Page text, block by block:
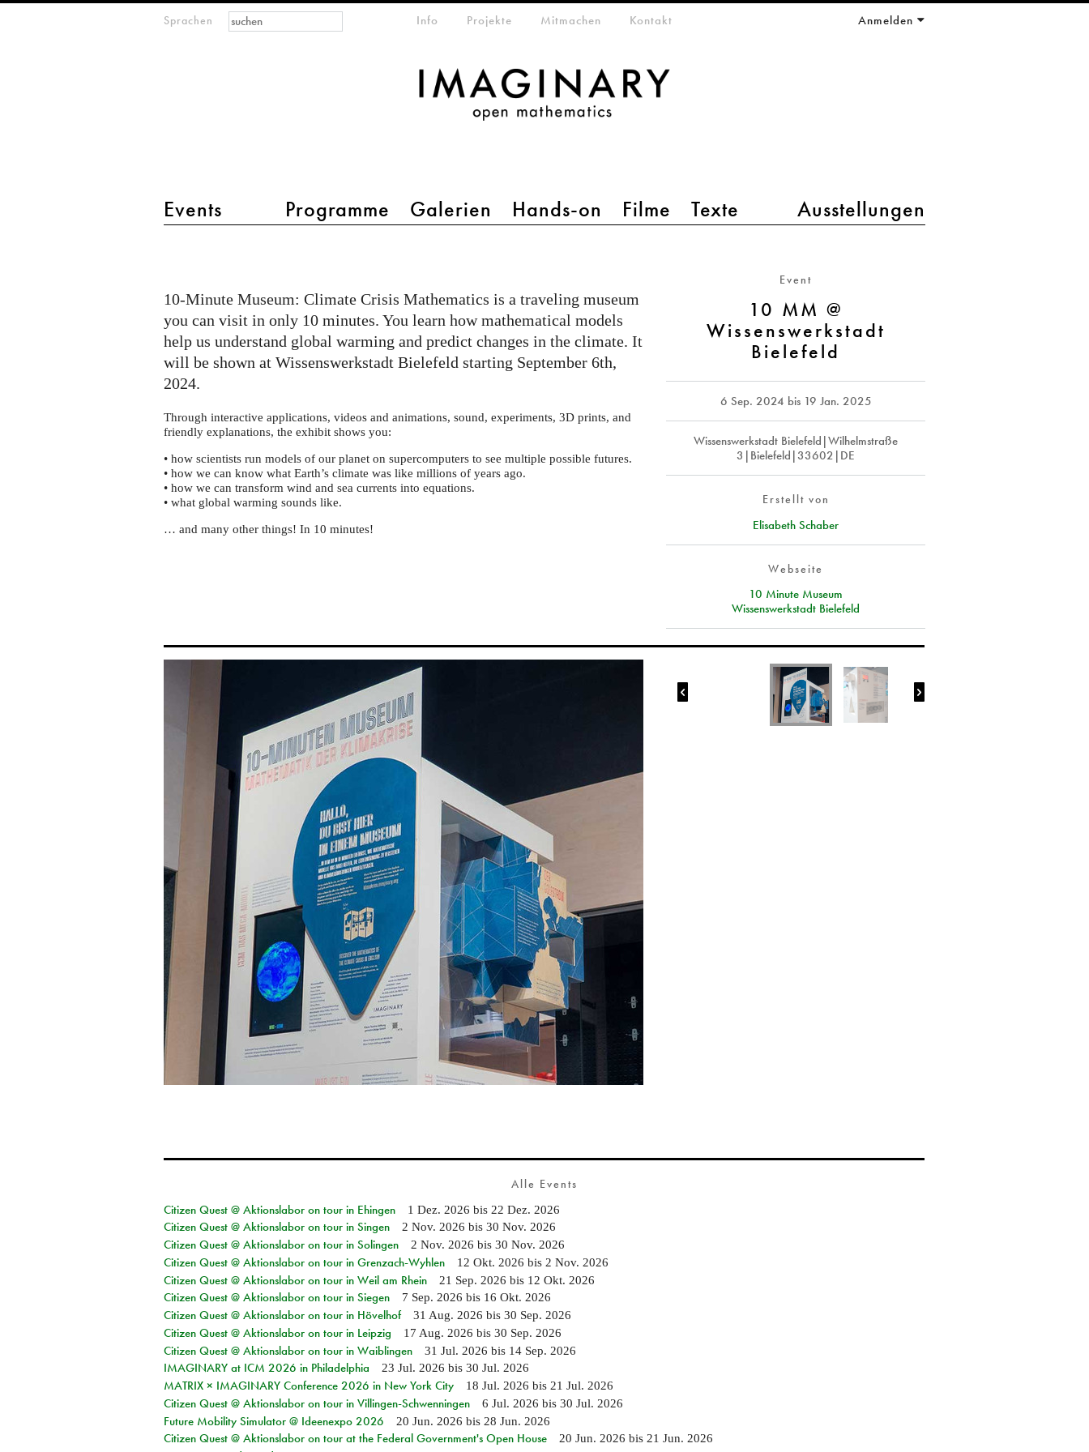
Sprachen
Hauptmenü 2
Events Programme Galerien Hands-on Filme Texte Ausstellungen
Info Projekte Mitmachen Kontakt Anmelden
Suchformular
Suche
@
Wissenswerkstadt
Bielefeld
Event
10 MM @
Wissenswerkstadt
Bielefeld
6 Sep. 2024 bis 19 Jan. 2025
Wissenswerkstadt Bielefeld|Wilhelmstraße
3|Bielefeld|33602|DE
Erstellt von
Elisabeth Schaber
Webseite
10 Minute Museum
Wissenswerkstadt Bielefeld
10-Minute Museum: Climate Crisis Mathematics is a traveling museum
you can visit in only 10 minutes. You learn how mathematical models
help us understand global warming and predict changes in the climate. It
will be shown at Wissenswerkstadt Bielefeld starting September 6th,
2024.
Through interactive applications, videos and animations, sound, experiments, 3D prints, and
friendly explanations, the exhibit shows you:
• how scientists run models of our planet on supercomputers to see multiple possible futures.
• how we can know what Earth’s climate was like millions of years ago.
• how we can transform wind and sea currents into equations.
• what global warming sounds like.
… and many other things! In 10 minutes!
 
Alle Events
Citizen Quest @ Aktionslabor on tour in Ehingen
1 Dez. 2026 bis 22 Dez. 2026
Citizen Quest @ Aktionslabor on tour in Singen 2 Nov. 2026 bis 30 Nov. 2026
Citizen Quest @ Aktionslabor on tour in Solingen 2 Nov. 2026 bis 30 Nov. 2026
Citizen Quest @ Aktionslabor on tour in Grenzach-Wyhlen 12 Okt. 2026 bis 2 Nov. 2026
Citizen Quest @ Aktionslabor on tour in Weil am Rhein 21 Sep. 2026 bis 12 Okt. 2026
Citizen Quest @ Aktionslabor on tour in Siegen 7 Sep. 2026 bis 16 Okt. 2026
Citizen Quest @ Aktionslabor on tour in Hövelhof 31 Aug. 2026 bis 30 Sep. 2026
Citizen Quest @ Aktionslabor on tour in Leipzig 17 Aug. 2026 bis 30 Sep. 2026
Citizen Quest @ Aktionslabor on tour in Waiblingen 31 Jul. 2026 bis 14 Sep. 2026
IMAGINARY at ICM 2026 in Philadelphia 23 Jul. 2026 bis 30 Jul. 2026
MATRIX × IMAGINARY Conference 2026 in New York City 18 Jul. 2026 bis 21 Jul. 2026
Citizen Quest @ Aktionslabor on tour in Villingen-Schwenningen 6 Jul. 2026 bis 30 Jul. 2026
Future Mobility Simulator @ Ideenexpo 2026 20 Jun. 2026 bis 28 Jun. 2026
Citizen Quest @ Aktionslabor on tour at the Federal Government's Open House 20 Jun. 2026 bis 21 Jun. 2026